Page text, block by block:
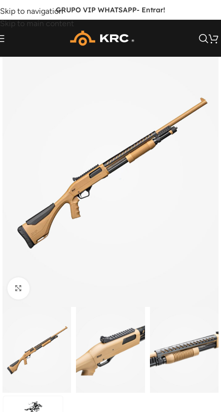
Skip to navigation
Skip to main content
GRUPO VIP WHATSAPP- Entrar!